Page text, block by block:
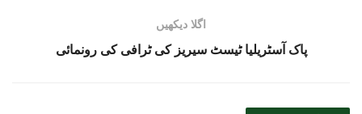
اگلا دیکھیں
پاک آسٹریلیا ٹیسٹ سیریز کی ٹرافی کی رونمائی